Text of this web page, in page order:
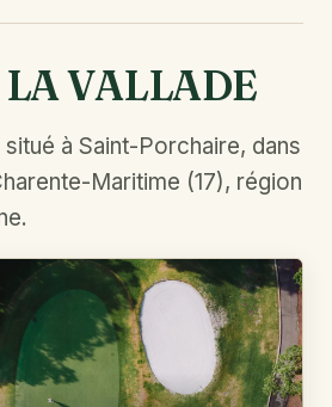
LA VALLADE
à Saint-Porchaire, dans
Maritime (17), région